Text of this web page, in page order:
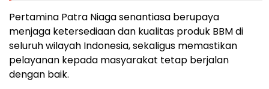
Pertamina Patra Niaga senantiasa berupaya
menjaga ketersediaan dan kualitas produk BBM di
seluruh wilayah Indonesia, sekaligus memastikan
pelayanan kepada masyarakat tetap berjalan
dengan baik.